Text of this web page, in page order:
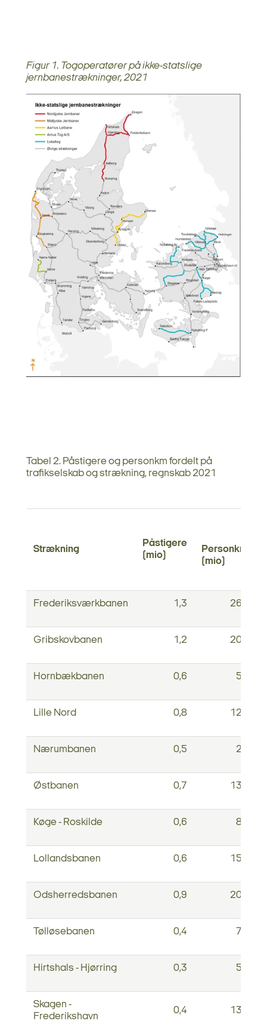
Figur 1. Togoperatører på ikke-statslige
jernbanestrækninger, 2021
Tabel 2. Påstigere og personkm fordelt på
trafikselskab og strækning, regnskab 2021
Strækning
Påstigere
(mio)
Personkm.
(mio)
Frederiksværkbanen 1,3 26,3
Gribskovbanen 1,2 20,3
Hornbækbanen 0,6 5,2
Lille Nord 0,8 12,2
Nærumbanen 0,5 2,3
Østbanen 0,7 13,1
Køge - Roskilde 0,6 8,7
Lollandsbanen 0,6 15,7
Odsherredsbanen 0,9 20,2
Tølløsebanen 0,4 7,4
Hirtshals - Hjørring 0,3 5,0
Skagen -
Frederikshavn
0,4 13,3